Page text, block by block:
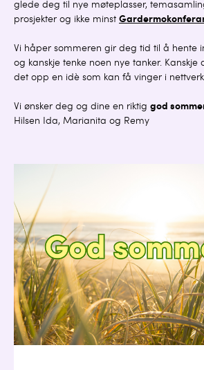
glede deg til nye møteplasser,
prosjekter og ikke minst
Vi håper sommeren gir deg tid til å hente
og kanskje tenke noen nye tanker.
det opp en idè som kan få vinger i
Vi ønsker deg og dine en riktig god
Hilsen Ida, Marianita og Remy